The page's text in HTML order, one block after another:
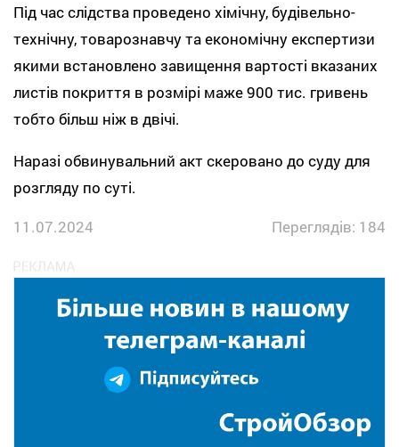
Під час слідства проведено хімічну, будівельно-
технічну, товарознавчу та економічну експертизи
якими встановлено завищення вартості вказаних
листів покриття в розмірі маже 900 тис. гривень
тобто більш ніж в двічі.
Наразі обвинувальний акт скеровано до суду для
розгляду по суті.
11.07.2024
Переглядів: 184